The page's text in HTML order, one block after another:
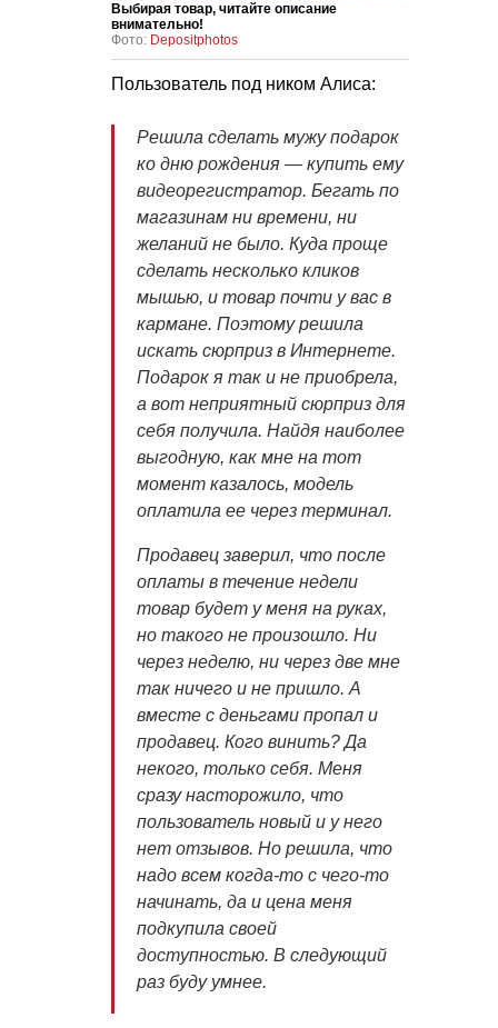
Выбирая товар, читайте описание
внимательно!
Фото: Depositphotos
Пользователь под ником Алиса:
Решила сделать мужу подарок
ко дню рождения — купить ему
видеорегистратор. Бегать по
магазинам ни времени, ни
желаний не было. Куда проще
сделать несколько кликов
мышью, и товар почти у вас в
кармане. Поэтому решила
искать сюрприз в Интернете.
Подарок я так и не приобрела,
а вот неприятный сюрприз для
себя получила. Найдя наиболее
выгодную, как мне на тот
момент казалось, модель
оплатила ее через терминал.
Продавец заверил, что после
оплаты в течение недели
товар будет у меня на руках,
но такого не произошло. Ни
через неделю, ни через две мне
так ничего и не пришло. А
вместе с деньгами пропал и
продавец. Кого винить? Да
некого, только себя. Меня
сразу насторожило, что
пользователь новый и у него
нет отзывов. Но решила, что
надо всем когда-то с чего-то
начинать, да и цена меня
подкупила своей
доступностью. В следующий
раз буду умнее.